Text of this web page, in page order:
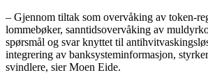
– Gjennom tiltak som overvåking av token-
lommebøker, sanntidsovervåking av
spørsmål og svar knyttet til
integrering av banksysteminformasjon,
svindlere, sier Moen Eide.